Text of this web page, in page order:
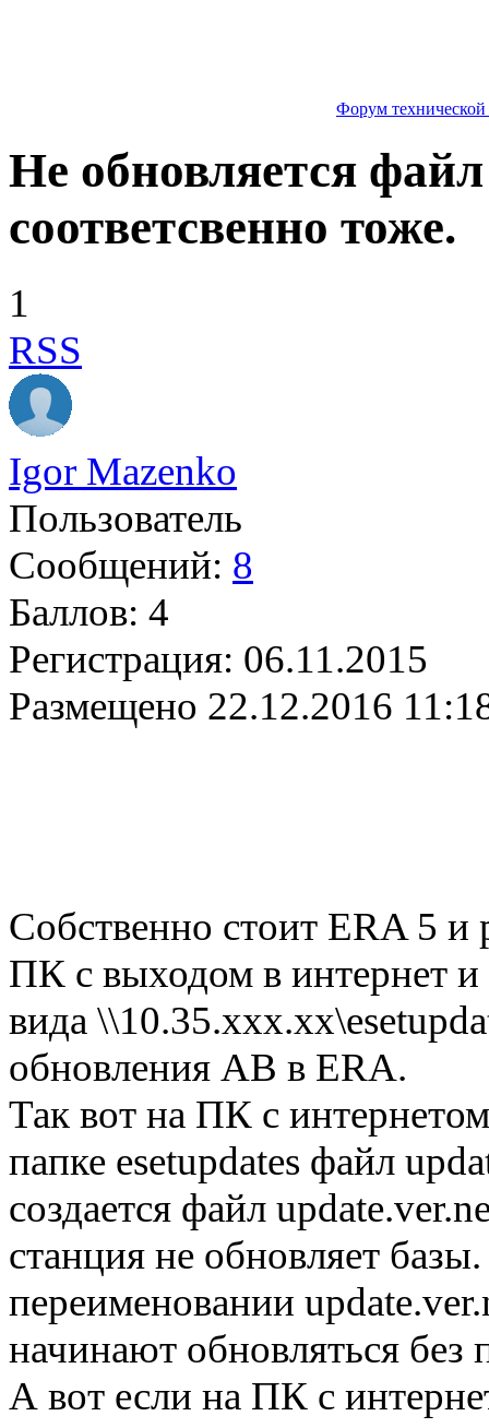
Форум
Не обновляется
соответсвенно тоже.
1
RSS
Igor Mazenko
Пользователь
Сообщений: 8
Баллов: 4
Регистрация: 06.11.2015
Размещено 22.12.2016
Собственно стоит ERA 5 и
ПК с выходом в интернет и
вида
обновления АВ в ERA.
Так вот на ПК с
папке esetupdates файл
создается файл
станция не обновляет
переименовании
начинают обновляться без
А вот если на ПК с